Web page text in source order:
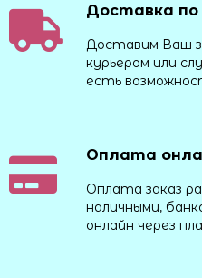
Доставка по
Доставим Ваш
курьером или
есть
Оплата
Оплата заказ
наличными,
онлайн через